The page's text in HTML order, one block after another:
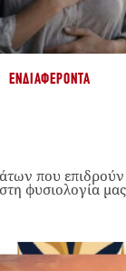
ΕΝΔΙΑΦΈΡΟΝΤΑ
που
φυσιολογία μας